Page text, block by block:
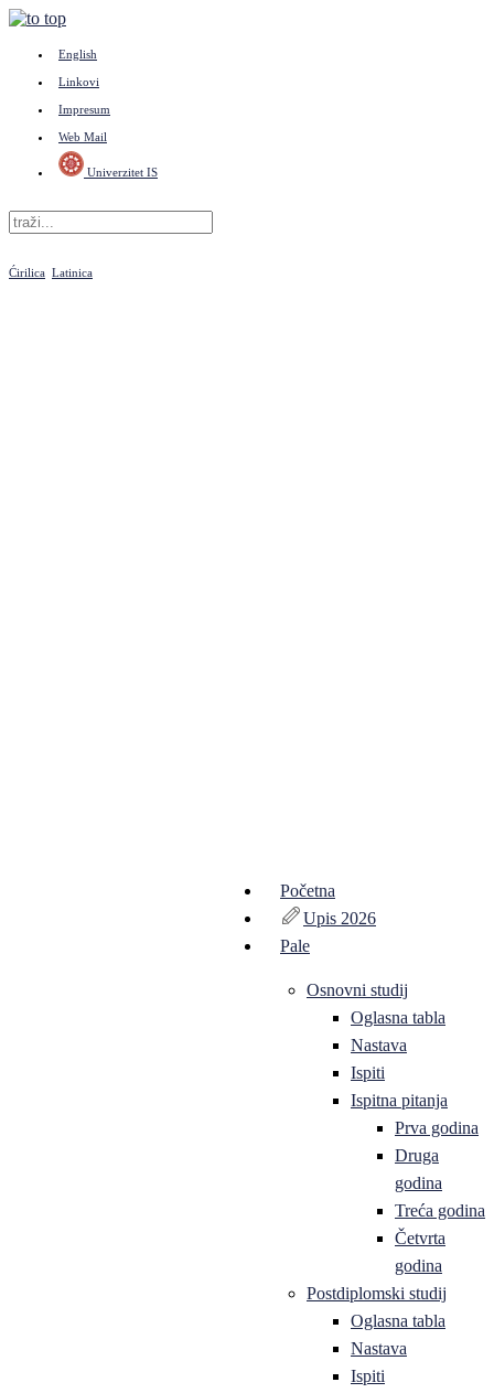
English
Linkovi
Impresum
Web Mail
Univerzitet IS
Ćirilica Latinica
Početna
Upis 2026
Pale
Osnovni studij
Oglasna tabla
Nastava
Ispiti
Ispitna pitanja
Prva godina
Druga
godina
Treća godina
Četvrta
godina
Postdiplomski studij
Oglasna tabla
Nastava
Ispiti